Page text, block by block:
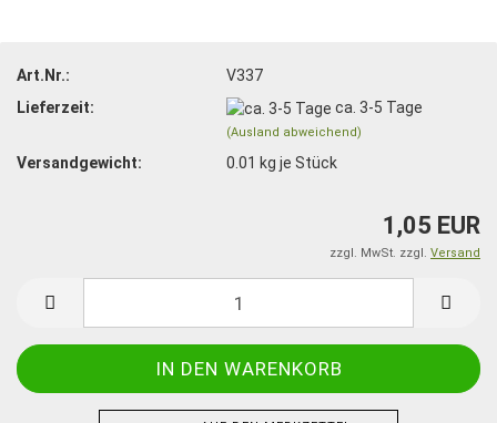
Art.Nr.:
V337
Lieferzeit:
ca. 3-5 Tage
(Ausland abweichend)
Versandgewicht: 0.01 kg je Stück
1,05 EUR
zzgl. MwSt. zzgl. Versand